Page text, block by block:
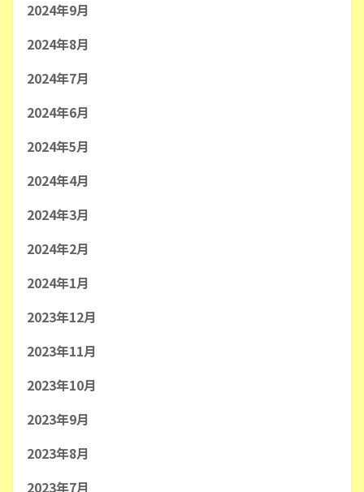
2024年9月
2024年8月
2024年7月
2024年6月
2024年5月
2024年4月
2024年3月
2024年2月
2024年1月
2023年12月
2023年11月
2023年10月
2023年9月
2023年8月
2023年7月